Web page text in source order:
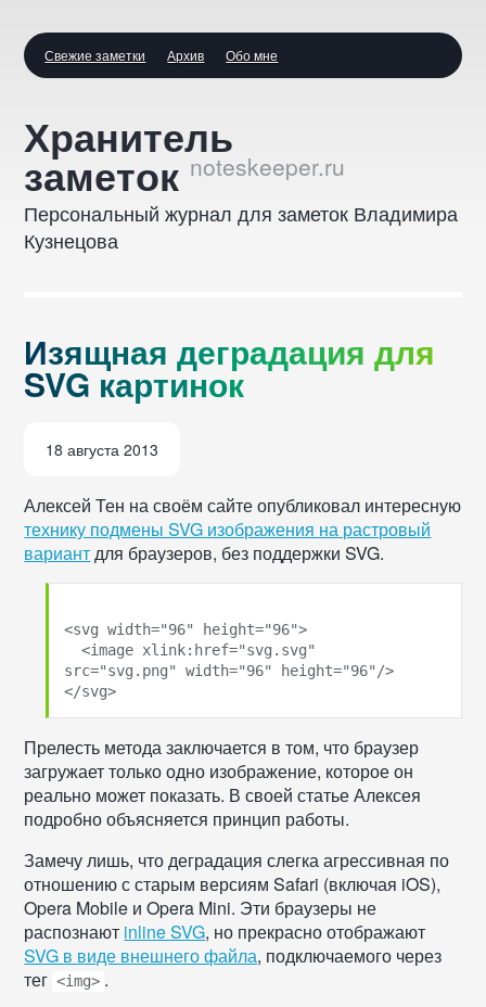
Свежие заметки Архив Обо мне
Изящная
деградация
для
SVG
::
Хранитель
заметок
Персональный журнал для заметок Владимира
Кузнецова
Изящная деградация для
SVG картинок
18 августа 2013
Алексей Тен на своём сайте опубликовал интересную
технику подмены SVG изображения на растровый
вариантдля браузеров, без поддержки SVG.
<svg width="96" height="96">
  <image xlink:href="svg.svg"
src="svg.png" width="96" height="96"/>
Прелесть метода заключается в том, что браузер
загружает только одно изображение, которое он
реально может показать. В своей статье Алексея
подробно объясняется принцип работы.
Замечу лишь, что деградация слегка агрессивная по
отношению с старым версиям Safari (включая iOS),
Opera Mobile и Opera Mini. Эти браузеры не
распознают inline SVG, но прекрасно отображают
SVG в виде внешнего файла, подключаемого через
тег <img> .